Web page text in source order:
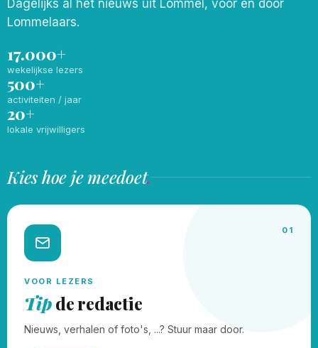
Dagelijks al het nieuws uit Lommel, voor en door
Lommelaars.
17.000+
wekelijkse lezers
500+
activiteiten / jaar
20+
lokale vrijwilligers
Kies hoe je meedoet.
01
VOOR LEZERS
Tipde redactie
Nieuws, verhalen of foto's, ...? Stuur maar door.